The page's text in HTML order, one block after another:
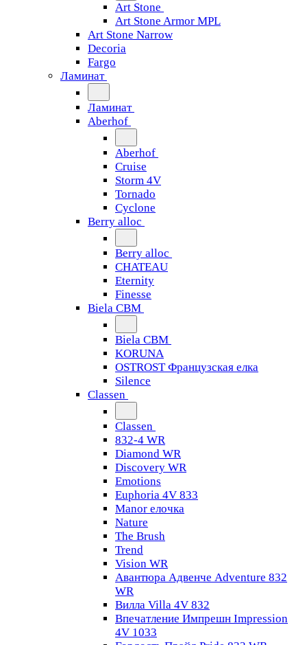
Art Stone
Art Stone Armor MPL
Art Stone Narrow
Decoria
Fargo
Ламинат
Ламинат
Aberhof
Aberhof
Cruise
Storm 4V
Tornado
Сyclone
Berry alloc
Berry alloc
CHATEAU
Eternity
Finesse
Biela CBM
Biela CBM
KORUNA
OSTROST Французская елка
Silence
Classen
Classen
832-4 WR
Diamond WR
Discovery WR
Emotions
Euphoria 4V 833
Manor елочка
Nature
The Brush
Trend
Vision WR
Авантюра Адвенче Adventure 832
WR
Вилла Villa 4V 832
Впечатление Импрешн Impression
4V 1033